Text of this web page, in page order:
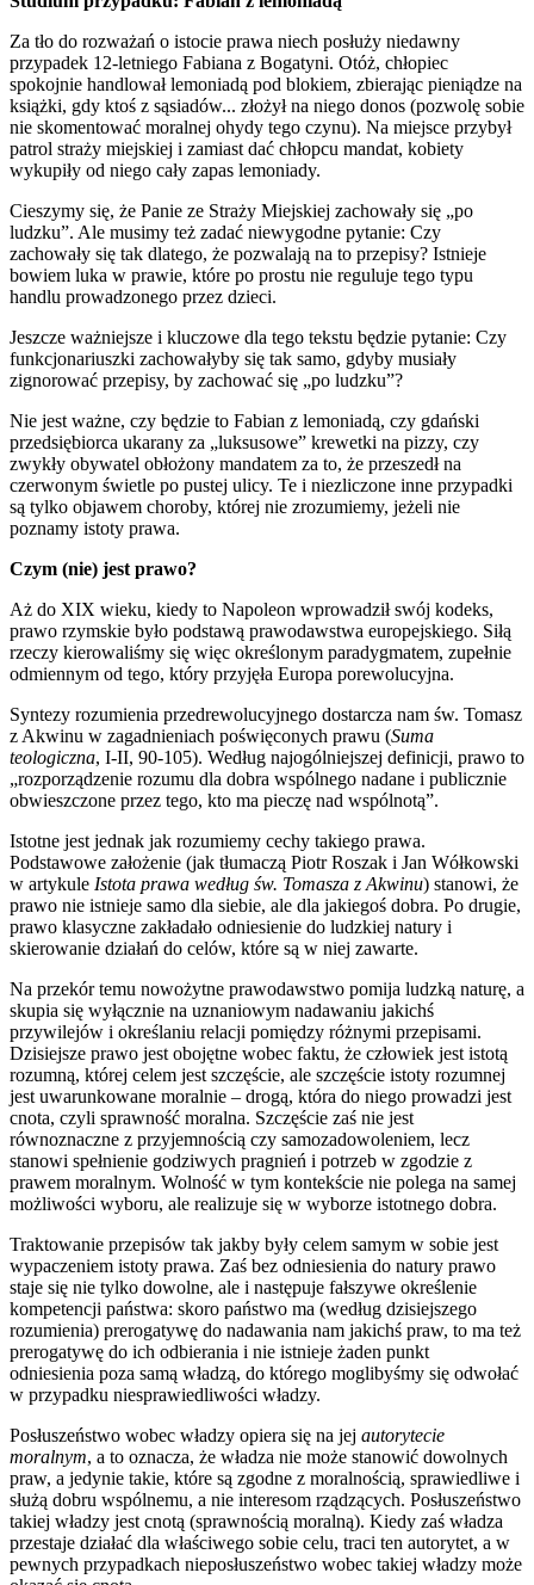
Za tło do rozważań o istocie prawa niech posłuży niedawny
przypadek 12-letniego Fabiana z Bogatyni. Otóż, chłopiec
spokojnie handlował lemoniadą pod blokiem, zbierając pieniądze na
książki, gdy ktoś z sąsiadów... złożył na niego donos (pozwolę sobie
nie skomentować moralnej ohydy tego czynu). Na miejsce przybył
patrol straży miejskiej i zamiast dać chłopcu mandat, kobiety
wykupiły od niego cały zapas lemoniady.
Cieszymy się, że Panie ze Straży Miejskiej zachowały się „po
ludzku”. Ale musimy też zadać niewygodne pytanie: Czy
zachowały się tak dlatego, że pozwalają na to przepisy? Istnieje
bowiem luka w prawie, które po prostu nie reguluje tego typu
handlu prowadzonego przez dzieci.
Jeszcze ważniejsze i kluczowe dla tego tekstu będzie pytanie: Czy
funkcjonariuszki zachowałyby się tak samo, gdyby musiały
zignorować przepisy, by zachować się „po ludzku”?
Nie jest ważne, czy będzie to Fabian z lemoniadą, czy gdański
przedsiębiorca ukarany za „luksusowe” krewetki na pizzy, czy
zwykły obywatel obłożony mandatem za to, że przeszedł na
czerwonym świetle po pustej ulicy. Te i niezliczone inne przypadki
są tylko objawem choroby, której nie zrozumiemy, jeżeli nie
poznamy istoty prawa.
Czym (nie) jest prawo?
Aż do XIX wieku, kiedy to Napoleon wprowadził swój kodeks,
prawo rzymskie było podstawą prawodawstwa europejskiego. Siłą
rzeczy kierowaliśmy się więc określonym paradygmatem, zupełnie
odmiennym od tego, który przyjęła Europa porewolucyjna.
Syntezy rozumienia przedrewolucyjnego dostarcza nam św. Tomasz
z Akwinu w zagadnieniach poświęconych prawu (Suma
teologiczna, I-II, 90-105). Według najogólniejszej definicji, prawo to
„rozporządzenie rozumu dla dobra wspólnego nadane i publicznie
obwieszczone przez tego, kto ma pieczę nad wspólnotą”.
Istotne jest jednak jak rozumiemy cechy takiego prawa.
Podstawowe założenie (jak tłumaczą Piotr Roszak i Jan Wółkowski
w artykule Istota prawa według św. Tomasza z Akwinu) stanowi, że
prawo nie istnieje samo dla siebie, ale dla jakiegoś dobra. Po drugie,
prawo klasyczne zakładało odniesienie do ludzkiej natury i
skierowanie działań do celów, które są w niej zawarte.
Na przekór temu nowożytne prawodawstwo pomija ludzką naturę, a
skupia się wyłącznie na uznaniowym nadawaniu jakichś
przywilejów i określaniu relacji pomiędzy różnymi przepisami.
Dzisiejsze prawo jest obojętne wobec faktu, że człowiek jest istotą
rozumną, której celem jest szczęście, ale szczęście istoty rozumnej
jest uwarunkowane moralnie – drogą, która do niego prowadzi jest
cnota, czyli sprawność moralna. Szczęście zaś nie jest
równoznaczne z przyjemnością czy samozadowoleniem, lecz
stanowi spełnienie godziwych pragnień i potrzeb w zgodzie z
prawem moralnym. Wolność w tym kontekście nie polega na samej
możliwości wyboru, ale realizuje się w wyborze istotnego dobra.
Traktowanie przepisów tak jakby były celem samym w sobie jest
wypaczeniem istoty prawa. Zaś bez odniesienia do natury prawo
staje się nie tylko dowolne, ale i następuje fałszywe określenie
kompetencji państwa: skoro państwo ma (według dzisiejszego
rozumienia) prerogatywę do nadawania nam jakichś praw, to ma też
prerogatywę do ich odbierania i nie istnieje żaden punkt
odniesienia poza samą władzą, do którego moglibyśmy się odwołać
w przypadku niesprawiedliwości władzy.
Posłuszeństwo wobec władzy opiera się na jej autorytecie
moralnym, a to oznacza, że władza nie może stanowić dowolnych
praw, a jedynie takie, które są zgodne z moralnością, sprawiedliwe i
służą dobru wspólnemu, a nie interesom rządzących. Posłuszeństwo
takiej władzy jest cnotą (sprawnością moralną). Kiedy zaś władza
przestaje działać dla właściwego sobie celu, traci ten autorytet, a w
pewnych przypadkach nieposłuszeństwo wobec takiej władzy może